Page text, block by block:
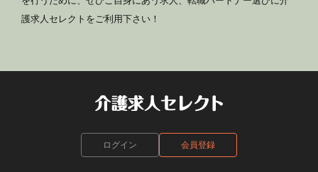
護求人セレクトをご利用下さい！
ログイン 会員登録